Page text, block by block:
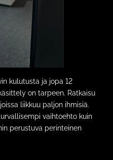
kulutusta ja jopa 12
on tarpeen. Ratkaisu
liikkuu paljon ihmisiä.
vaihtoehto kuin
perustuva perinteinen